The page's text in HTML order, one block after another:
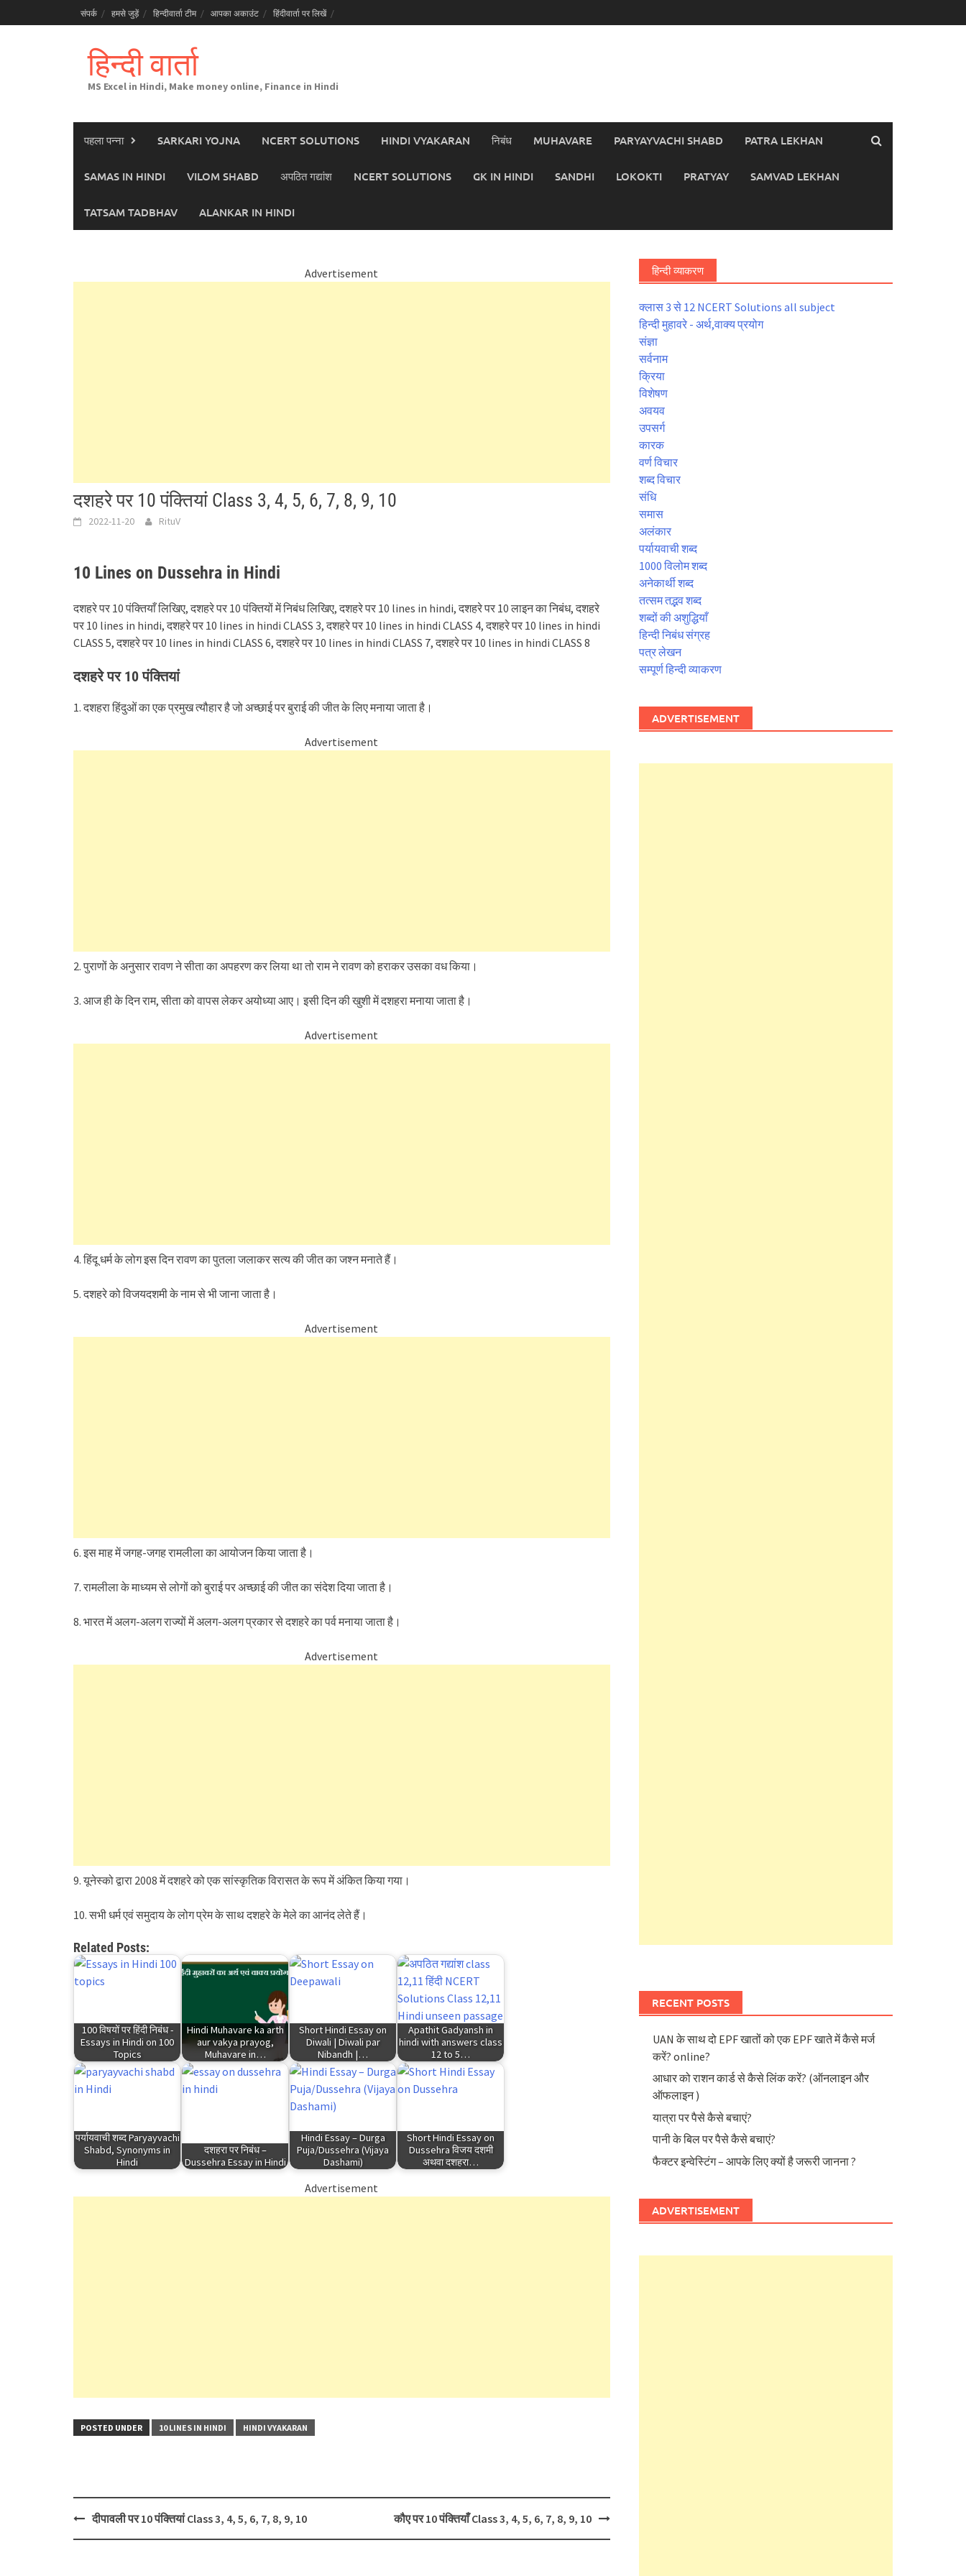
to
संपर्क हमसे जुड़ें हिन्दीवार्ता टीम आपका अकाउंट हिंदीवार्ता पर लिखें
हिन्दी वार्ता
MS Excel in Hindi, Make money online, Finance in Hindi
पहला पन्ना SARKARI YOJNA NCERT SOLUTIONS HINDI VYAKARAN निबंध MUHAVARE PARYAYVACHI SHABD PATRA LEKHAN
SAMAS IN HINDI VILOM SHABD अपठित गद्यांश NCERT SOLUTIONS GK IN HINDI SANDHI LOKOKTI PRATYAY SAMVAD LEKHAN
TATSAM TADBHAV ALANKAR IN HINDI
Advertisement
दशहरे पर 10 पंक्तियां Class 3, 4, 5, 6, 7, 8, 9, 10
2022-11-20 RituV
10 Lines on Dussehra in Hindi
दशहरे पर 10 पंक्तियाँ लिखिए, दशहरे पर 10 पंक्तियों में निबंध लिखिए, दशहरे पर 10 lines in hindi, दशहरे पर 10 लाइन का निबंध, दशहरे
पर 10 lines in hindi, दशहरे पर 10 lines in hindi CLASS 3, दशहरे पर 10 lines in hindi CLASS 4, दशहरे पर 10 lines in hindi
CLASS 5, दशहरे पर 10 lines in hindi CLASS 6, दशहरे पर 10 lines in hindi CLASS 7, दशहरे पर 10 lines in hindi CLASS 8
दशहरे पर 10 पंक्तियां
1. दशहरा हिंदुओं का एक प्रमुख त्यौहार है जो अच्छाई पर बुराई की जीत के लिए मनाया जाता है।
Advertisement
2. पुराणों के अनुसार रावण ने सीता का अपहरण कर लिया था तो राम ने रावण को हराकर उसका वध किया।
3. आज ही के दिन राम, सीता को वापस लेकर अयोध्या आए। इसी दिन की खुशी में दशहरा मनाया जाता है।
Advertisement
4. हिंदू धर्म के लोग इस दिन रावण का पुतला जलाकर सत्य की जीत का जश्न मनाते हैं।
5. दशहरे को विजयदशमी के नाम से भी जाना जाता है।
Advertisement
6. इस माह में जगह-जगह रामलीला का आयोजन किया जाता है।
7. रामलीला के माध्यम से लोगों को बुराई पर अच्छाई की जीत का संदेश दिया जाता है।
8. भारत में अलग-अलग राज्यों में अलग-अलग प्रकार से दशहरे का पर्व मनाया जाता है।
Advertisement
9. यूनेस्को द्वारा 2008 में दशहरे को एक सांस्कृतिक विरासत के रूप में अंकित किया गया।
10. सभी धर्म एवं समुदाय के लोग प्रेम के साथ दशहरे के मेले का आनंद लेते हैं।
Related Posts:
100 विषयों पर हिंदी निबंध -
Essays in Hindi on 100
Topics
Hindi Muhavare ka arth
aur vakya prayog,
Muhavare in…
Short Hindi Essay on
Diwali | Diwali par
Nibandh |…
Apathit Gadyansh in
hindi with answers class
12 to 5…
पर्यायवाची शब्द Paryayvachi
Shabd, Synonyms in
Hindi
दशहरा पर निबंध –
Dussehra Essay in Hindi
Hindi Essay – Durga
Puja/Dussehra (Vijaya
Dashami)
Short Hindi Essay on
Dussehra विजय दशमी
अथवा दशहरा…
Advertisement
POSTED UNDER 10 LINES IN HINDI HINDI VYAKARAN
Postदीपावली पर 10 पंक्तियां Class 3, 4, 5, 6, 7, 8, 9, 10 कौए पर 10 पंक्तियाँ Class 3, 4, 5, 6, 7, 8, 9, 10
हिन्दी व्याकरण
क्लास 3 से 12 NCERT Solutions all subject
हिन्दी मुहावरे - अर्थ,वाक्य प्रयोग
संज्ञा
सर्वनाम
क्रिया
विशेषण
अवयव
उपसर्ग
कारक
वर्ण विचार
शब्द विचार
संधि
समास
अलंकार
पर्यायवाची शब्द
1000 विलोम शब्द
अनेकार्थी शब्द
तत्सम तद्भव शब्द
शब्दों की अशुद्धियाँ
हिन्दी निबंध संग्रह
पत्र लेखन
सम्पूर्ण हिन्दी व्याकरण
ADVERTISEMENT
RECENT POSTS
UAN के साथ दो EPF खातों को एक EPF खाते में कैसे मर्ज
करें? online?
आधार को राशन कार्ड से कैसे लिंक करें? (ऑनलाइन और
ऑफलाइन )
यात्रा पर पैसे कैसे बचाएं?
पानी के बिल पर पैसे कैसे बचाएं?
फैक्टर इन्वेस्टिंग – आपके लिए क्यों है जरूरी जानना ?
ADVERTISEMENT